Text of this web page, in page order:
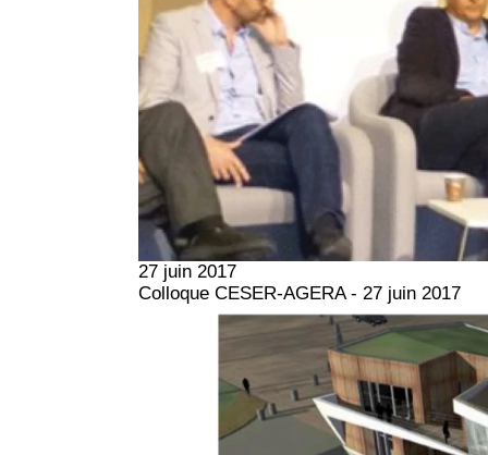
27 juin 2017
Colloque CESER-AGERA - 27 juin 2017